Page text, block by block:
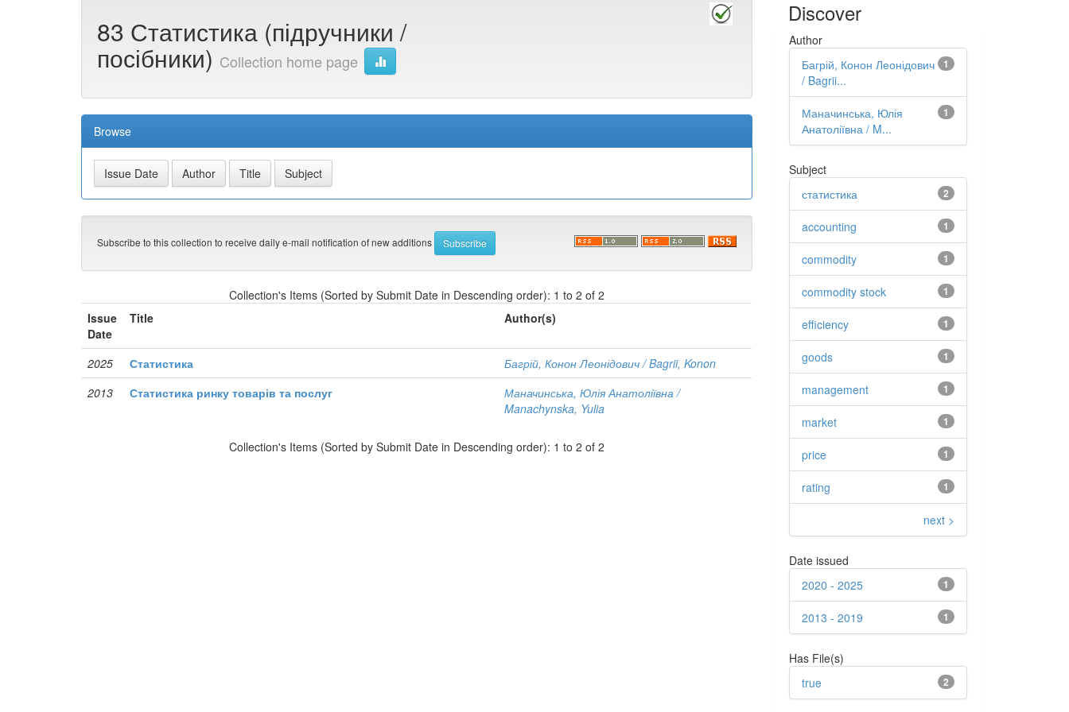
83 Статистика (підручники /
посібники) Collection home page
Browse
Subscribe to this collection to receive daily e-mail notification of new additions
Collection's Items (Sorted by Submit Date in Descending order): 1 to 2 of 2
Issue
Date
Title Author(s)
2025 Статистика
Багрій, Конон Леонідович / Bagrii, Konon
2013
Статистика ринку товарів та послуг
Маначинська, Юлія Анатоліївна /
Manachynska, Yulia
Collection's Items (Sorted by Submit Date in Descending order): 1 to 2 of 2
Discover
Author
1
Багрій, Конон Леонідович
/ Bagrii...
1
Маначинська, Юлія
Анатоліївна / M...
Subject
2
статистика
1
accounting
1
commodity
1
commodity stock
1
efficiency
1
goods
1
management
1
market
1
price
1
rating
next >
Date issued
1
2020 - 2025
1
2013 - 2019
Has File(s)
2
true